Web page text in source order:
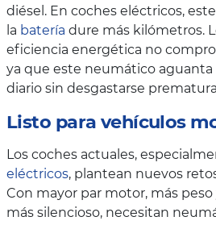
diésel. En coches eléctricos,
la batería dure más kilómetros.
eficiencia energética no
ya que este neumático
diario sin desgastarse
Listo para vehículos
Los coches actuales,
eléctricos, plantean nuevos
Con mayor par motor, más
más silencioso, necesitan